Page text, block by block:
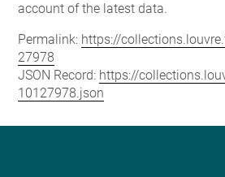
account of the latest data.
Permalink: https://
27978
JSON Record: https://
10127978.json